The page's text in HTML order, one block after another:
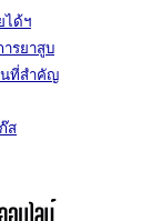
ได้ฯ
รยาสูบ
นที่สำคัญ
ส